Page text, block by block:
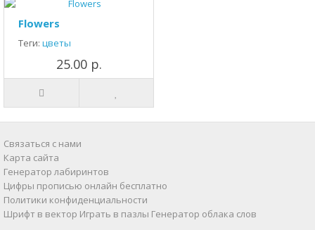
Flowers
Теги: цветы
25.00 р.
Связаться с нами
Карта сайта
Генератор лабиринтов
Цифры прописью онлайн бесплатно
Политики конфиденциальности
Шрифт в вектор Играть в пазлы Генератор облака слов